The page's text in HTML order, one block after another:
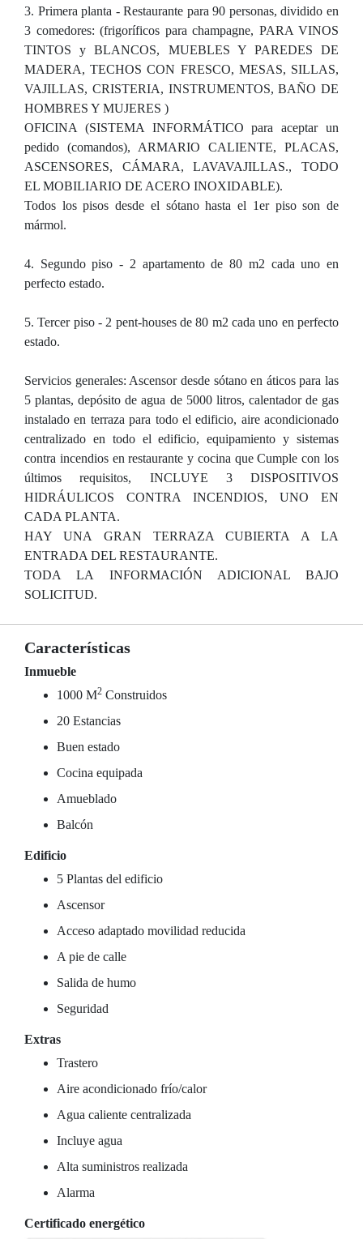
3. Primera planta - Restaurante para 90 personas, dividido en
3 comedores: (frigoríficos para champagne, PARA VINOS
TINTOS y BLANCOS, MUEBLES Y PAREDES DE
MADERA, TECHOS CON FRESCO, MESAS, SILLAS,
VAJILLAS, CRISTERIA, INSTRUMENTOS, BAÑO DE
HOMBRES Y MUJERES )
OFICINA (SISTEMA INFORMÁTICO para aceptar un
pedido (comandos), ARMARIO CALIENTE, PLACAS,
ASCENSORES, CÁMARA, LAVAVAJILLAS., TODO
EL MOBILIARIO DE ACERO INOXIDABLE).
Todos los pisos desde el sótano hasta el 1er piso son de
mármol.
4. Segundo piso - 2 apartamento de 80 m2 cada uno en
perfecto estado.
5. Tercer piso - 2 pent-houses de 80 m2 cada uno en perfecto
estado.
Servicios generales: Ascensor desde sótano en áticos para las
5 plantas, depósito de agua de 5000 litros, calentador de gas
instalado en terraza para todo el edificio, aire acondicionado
centralizado en todo el edificio, equipamiento y sistemas
contra incendios en restaurante y cocina que Cumple con los
últimos requisitos, INCLUYE 3 DISPOSITIVOS
HIDRÁULICOS CONTRA INCENDIOS, UNO EN
CADA PLANTA.
HAY UNA GRAN TERRAZA CUBIERTA A LA
ENTRADA DEL RESTAURANTE.
TODA LA INFORMACIÓN ADICIONAL BAJO
SOLICITUD.
Características
Inmueble
1000 M2 Construidos
20 Estancias
Buen estado
Cocina equipada
Amueblado
Balcón
Edificio
5 Plantas del edificio
Ascensor
Acceso adaptado movilidad reducida
A pie de calle
Salida de humo
Seguridad
Extras
Trastero
Aire acondicionado frío/calor
Agua caliente centralizada
Incluye agua
Alta suministros realizada
Alarma
Certificado energético